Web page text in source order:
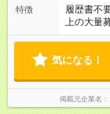
特徴 履歴書不
上の大量
気になる！
掲載元企業名